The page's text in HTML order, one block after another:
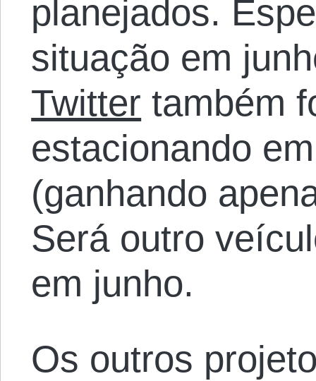
planejados.
situação em
Twitter também
estacionando
(ganhando
Será outro
em junho.
Os outros